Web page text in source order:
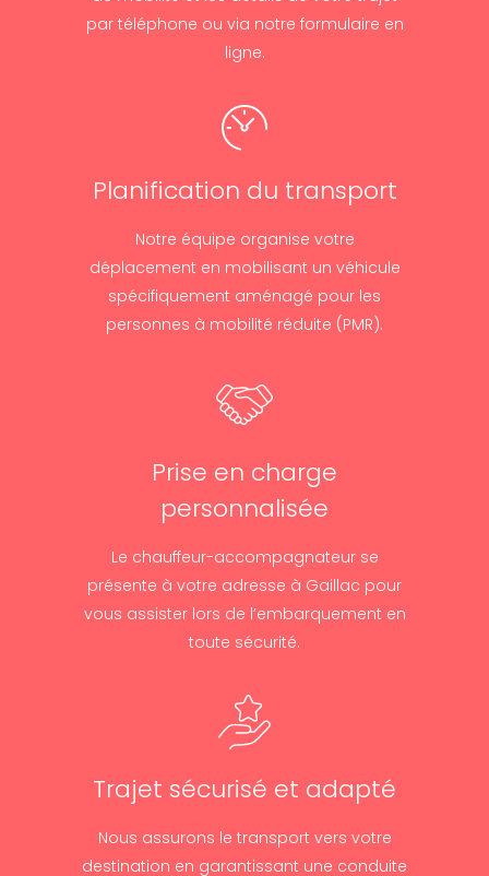
par téléphone ou via notre formulaire en
ligne.
Planification du transport
Notre équipe organise votre
déplacement en mobilisant un véhicule
spécifiquement aménagé pour les
personnes à mobilité réduite (PMR).
Prise en charge
personnalisée
Le chauffeur-accompagnateur se
présente à votre adresse à Gaillac pour
vous assister lors de l’embarquement en
toute sécurité.
Trajet sécurisé et adapté
Nous assurons le transport vers votre
destination en garantissant une conduite